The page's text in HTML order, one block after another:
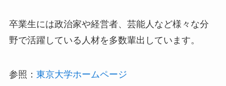
卒業生には政治家や経営者、芸能人など様々な分
野で活躍している人材を多数輩出しています。
参照： 東京大学ホームページ